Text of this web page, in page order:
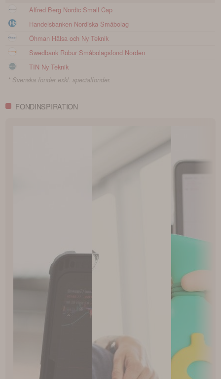
Alfred Berg Nordic Small Cap
Handelsbanken Nordiska Småbolag
Öhman Hälsa och Ny Teknik
Swedbank Robur Småbolagsfond Norden
TIN Ny Teknik
* Svenska fonder exkl. specialfonder.
FONDINSPIRATION